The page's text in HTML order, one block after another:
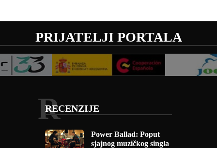
PRIJATELJI PORTALA
RECENZIJE
R
Power Ballad: Poput
sjajnog muzičkog singla